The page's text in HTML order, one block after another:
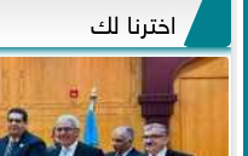
اخترنا لك